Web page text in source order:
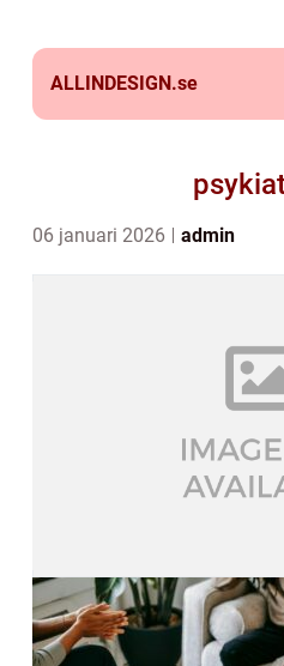
ALLINDESIGN.se
06 januari 2026 admin